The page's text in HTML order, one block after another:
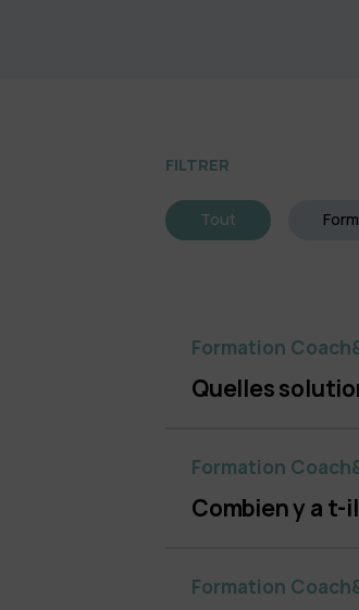
FILTRER
Tout
Formation
Quelles
Formation
Combien y a t-
Formation